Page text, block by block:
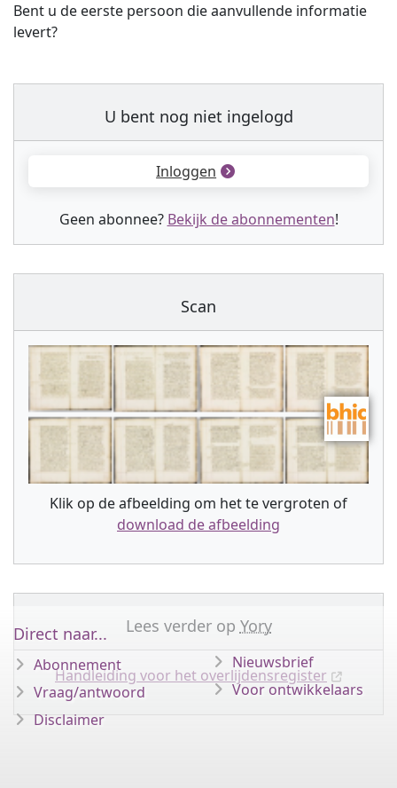
Bent u de eerste persoon die aanvullende informatie
levert?
U bent nog niet ingelogd
Inloggen
Geen abonnee? Bekijk de abonnementen!
Scan
Klik op de afbeelding om het te vergroten of
download de afbeelding
Lees verder op Yory
Handleiding voor het overlijdensregister
Direct naar...
Abonnement
Vraag/antwoord
Disclaimer
Nieuwsbrief
Voor ontwikkelaars